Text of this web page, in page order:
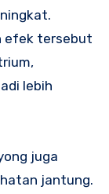
efek tersebut
lebih
juga
jantung.